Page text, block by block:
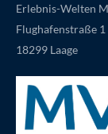
Erlebnis-Welten
Flughafenstraße 1
18299 Laage